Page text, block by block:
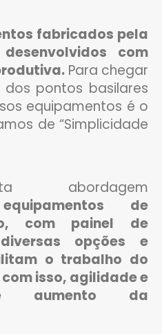
fabricados pela
com
Para chegar
pontos basilares
equipamentos é o
de “Simplicidade
abordagem
de
com painel de
opções e
o trabalho do
isso, agilidade e
aumento da